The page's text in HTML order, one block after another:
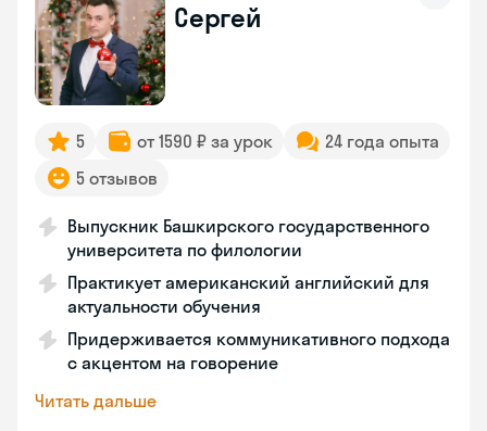
Сергей
5 от 1590 ₽ за урок
24 года опыта
5 отзывов
Выпускник Башкирского государственного
университета по филологии
Практикует американский английский для
актуальности обучения
Придерживается коммуникативного подхода
с акцентом на говорение
Читать дальше